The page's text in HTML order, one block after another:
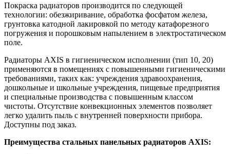
Покраска радиаторов производится по следующей
технологии: обезжиривание, обработка фосфатом железа,
грунтовка катодной лакировкой по методу катафорезного
погружения и порошковым напылением в электростатическом
поле.
Радиаторы AXIS в гигиеническом исполнении (тип 10, 20)
применяются в помещениях с повышенными гигиеническими
требованиями, таких как: учреждения здравоохранения,
дошкольные и школьные учреждения, пищевые предприятия
и специальные производства с повышенным классом
чистоты. Отсутствие конвекционных элементов позволяет
легко удалить пыль с внутренней поверхности прибора.
Доступны под заказ.
Преимущества стальных панельных радиаторов AXIS: